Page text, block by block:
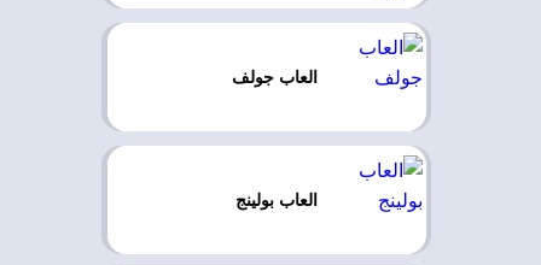
العاب جولف
العاب بولينج